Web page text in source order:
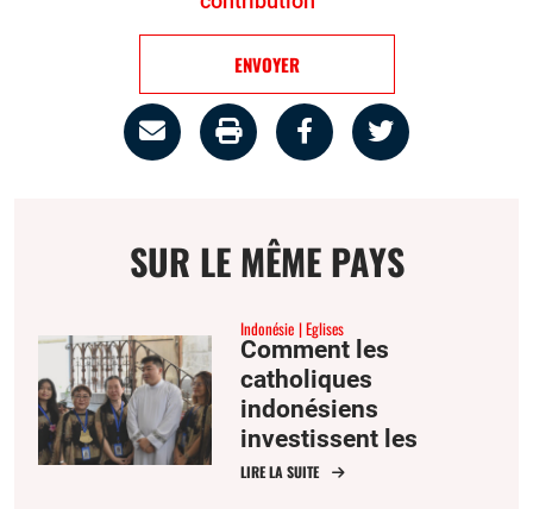
ENVOYER
Partage
par
ImprimerPartager
sur
Partager
SUR LE MÊME PAYS
Indonésie Eglises
Comment les
catholiques
indonésiens
investissent les
débats religieux en
LIRE LA SUITE